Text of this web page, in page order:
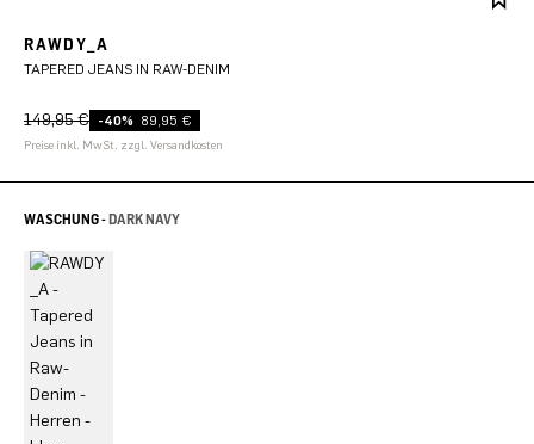
RAWDY_A
TAPERED JEANS IN RAW-DENIM
149,95 € -40% 89,95 €
Preise inkl. MwSt. zzgl. Versandkosten
WASCHUNG -DARK NAVY